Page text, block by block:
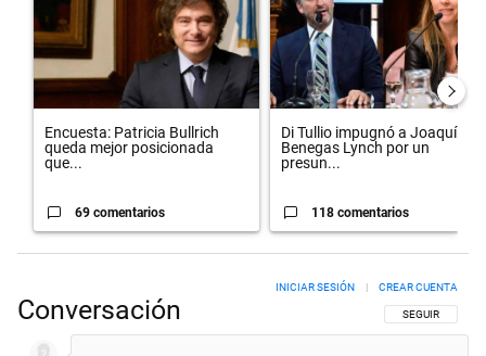
Encuesta: Patricia Bullrich
queda mejor posicionada
que...
69 comentarios
Di Tullio impugnó a Joaquín
Benegas Lynch por un
presun...
118 comentarios
Conversación SIGA ESTA
SEGUIR
INICIAR SESIÓN | CREAR CUENTA